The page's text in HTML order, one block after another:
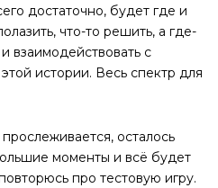
достаточно, будет где и
что-то решить, а где-
взаимодействовать с
истории. Весь спектр для
осталось
моменты и всё будет
про тестовую игру.